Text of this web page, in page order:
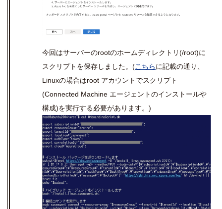
今回はサーバーのrootのホームディレクトリ(/root)に
スクリプトを保存しました。 (こちらに記載の通り、
Linuxの場合はroot アカウントでスクリプト
(Connected Machine エージェントのインストールや
構成)を実行する必要があります。 )